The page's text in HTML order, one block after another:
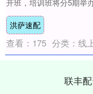
开班，培训班将分5期举
全省59个紧密型县域医共
国家医....
洪萨速配
查看： 175 分类： 线
联丰